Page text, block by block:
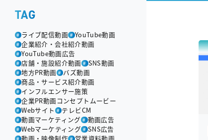
TAG
# ライブ配信動画 # YouTube動画
# 企業紹介・会社紹介動画
# YouTube動画広告
# 店舗・施設紹介動画 # SNS動画
# 地方PR動画 # バズ動画
# 商品・サービス紹介動画
# インフルエンサー施策
# 企業PR動画コンセプトムービー
# Webサイト # テレビCM
# 動画マーケティング # 動画広告
# Webマーケティング # SNS広告
# #